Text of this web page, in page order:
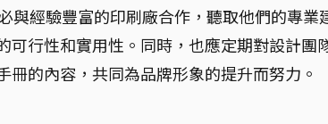
與經驗豐富的印刷廠合作，聽取他們的專業
可行性和實用性。同時，也應定期對設計團
的內容，共同為品牌形象的提升而努力。